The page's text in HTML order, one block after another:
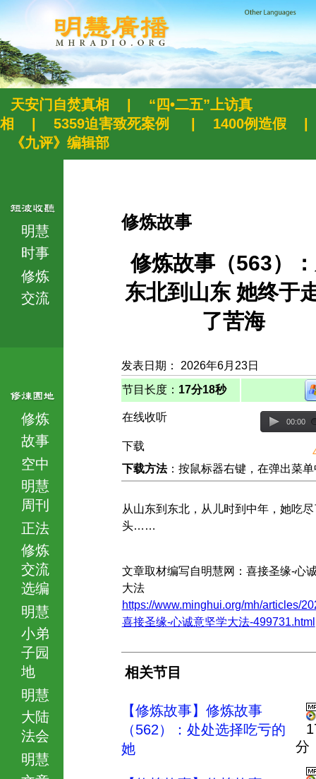
天安门自焚真相
“四•二五”上访真
相
5359迫害致死案例 1400例造假
《九评》编辑部
明慧
时事
修炼
交流
修炼
故事
空中
明慧
周刊
正法
修炼
交流
选编
明慧
小弟
子园
地
明慧
大陆
法会
明慧
修炼故事
修炼故事（563）
东北到山东 她终于
了苦海
发表日期： 2026年6月23日
节目长度： 17分18秒
在线收听 00:00
下载
下载方法：按鼠标器右键，在弹出菜
从山东到东北，从儿时到中年，她吃
头……
文章取材编写自明慧网：喜接圣缘-心
大法
https://www.minghui.org/mh/articles/
喜接圣缘-心诚意坚学大法-499731.html
相关节目
【修炼故事】修炼故事
（562）：处处选择吃亏的
她
分